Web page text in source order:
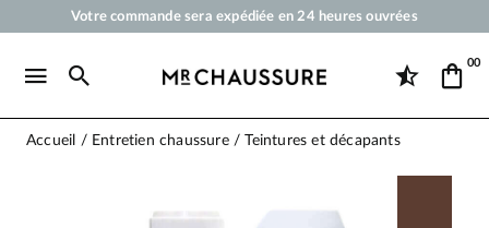
Votre commande sera expédiée en 24 heures ouvrées
Livraison offerte dès 50 €
00
Accueil Entretien chaussure Teintures et décapants